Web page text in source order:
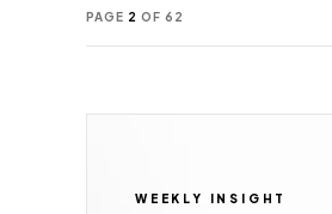
PAGE 2 OF 62
WEEKLY INSIGHT